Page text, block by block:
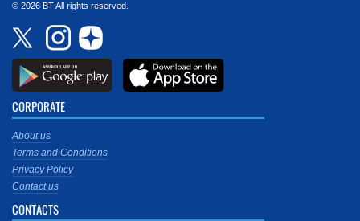
© 2026 BT All rights reserved.
CORPORATE
About us
Terms and Conditions
Privacy Policy
Contact us
CONTACTS